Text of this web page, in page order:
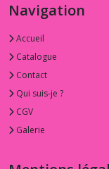
Navigation
Accueil
Catalogue
Contact
Qui suis-je ?
CGV
Galerie